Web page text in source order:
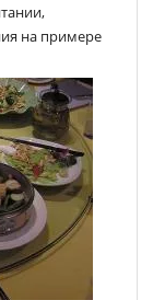
на примере